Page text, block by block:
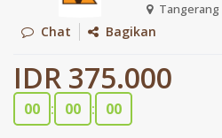
Tangerang
Chat Bagikan
IDR 375.000
00 : 00 : 00